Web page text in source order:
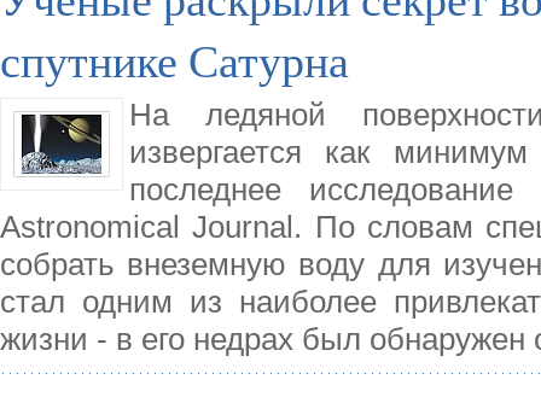
спутнике Сатурна
На ледяной
извергается как
последнее
Astronomical Journal. По словам
собрать внеземную воду для
стал одним из наиболее
жизни - в его недрах был обнаружен